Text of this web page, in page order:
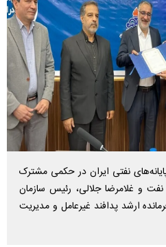
نفتی ایران در حکمی مشترک
و غلامرضا جلالی، رئیس سازمان
ارشد پدافند غیرعامل و مدیریت